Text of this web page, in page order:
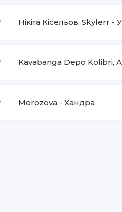
Нікіта Кісельов, Skylerr -
Kavabanga Depo Kolibri,
Morozova - Хандра